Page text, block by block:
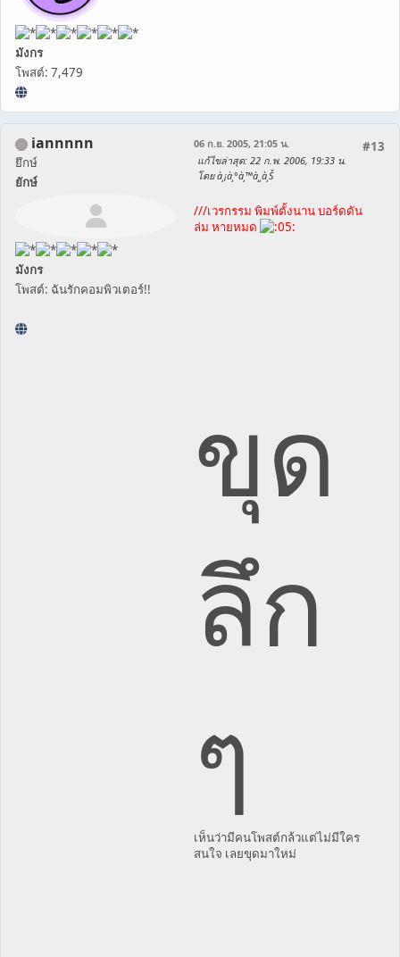
มังกร
โพสต์: 7,479
iannnnn
ยึกษ์
ยักษ์
มังกร
โพสต์: ฉันรักคอมพิวเตอร์!!
#13
06 ก.ย. 2005, 21:05 น.
แก้ไขล่าสุด: 22 ก.พ. 2006, 19:33 น.
โดย à¸¡à¸°à¸™à¸¸à¸Š
///เวรกรรม พิมพ์ตั้งนาน บอร์ดดัน
ล่ม หายหมด
ขุด
ลึก
ๆ
เห็นว่ามีคนโพสต์กล้วแต่ไม่มีใคร
สนใจ เลยขุดมาใหม่